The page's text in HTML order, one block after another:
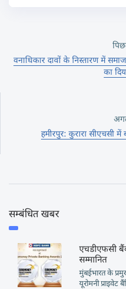
वनाधिकार दावों के निस्तारण में
का
हमीरपुर: कुरारा सीएचसी में
सम्बंधित खबर
एचडीएफसी
सम्मानित
मुंबईभारत के
यूरोमनी प्राइवेट